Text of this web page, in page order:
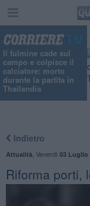
Il fulmine cade sul
campo e colpisce il
calciatore: morto
durante la partita in
Thailandia
Indietro
Attualità Venerdì 03 Luglio
Riforma porti,